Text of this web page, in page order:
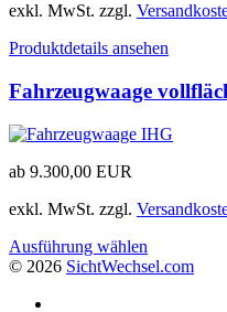
exkl. MwSt. zzgl.
Produktdetails ansehen
Fahrzeugwaage
ab 9.300,00 EUR
exkl. MwSt. zzgl.
Ausführung wählen
© 2026 SichtWechsel.com